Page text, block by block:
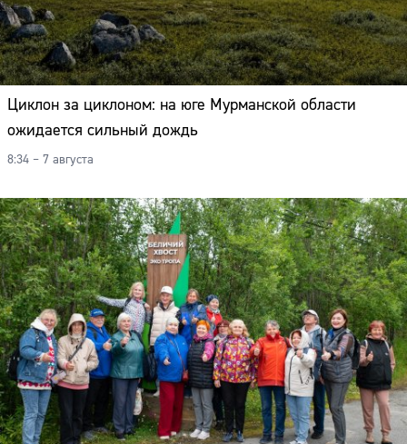
Циклон за циклоном: на юге Мурманской области
ожидается сильный дождь
8:34 – 7 августа